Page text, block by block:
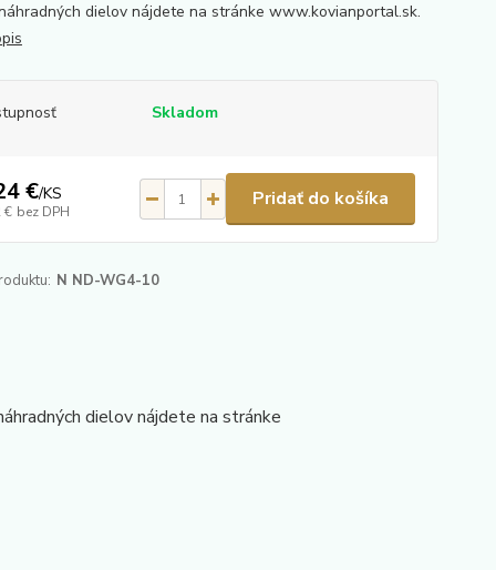
dielov nájdete na stránke www.kovianportal.sk.
Skladom
€/KS
€ bez DPH
Pridať do košíka
N ND-WG4-10
dielov nájdete na stránke